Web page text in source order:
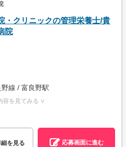
・クリニックの管理栄養士/貴
院
線 / 富良野駅
容を見てみる ∨
を見る 応募画面に進む